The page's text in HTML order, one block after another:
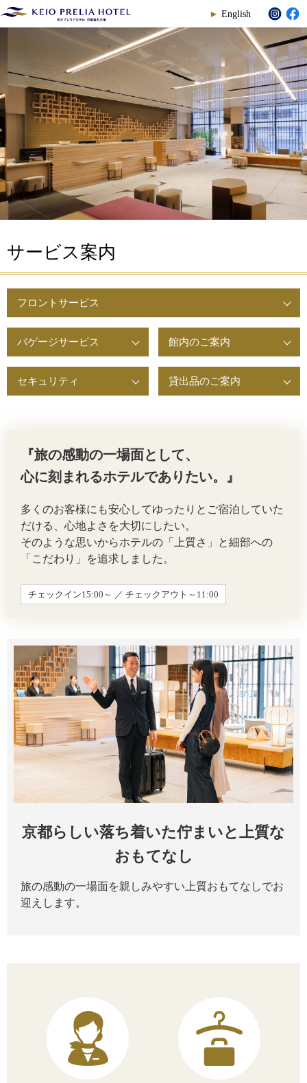
English
サービス案内
フロントサービス
バゲージサービス 館内のご案内
セキュリティ 貸出品のご案内
『旅の感動の一場面として、
心に刻まれるホテルでありたい。』
多くのお客様にも安心してゆったりとご宿泊していた
だける、心地よさを大切にしたい。
そのような思いからホテルの「上質さ」と細部への
「こだわり」を追求しました。
チェックイン15:00～ ／ チェックアウト～11:00
京都らしい落ち着いた佇まいと上質な
おもてなし
旅の感動の一場面を親しみやすい上質おもてなしでお
迎えします。